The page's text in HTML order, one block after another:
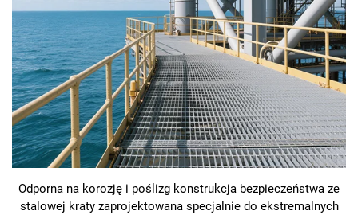
Odporna na korozję i poślizg konstrukcja bezpieczeństwa ze
stalowej kraty zaprojektowana specjalnie do ekstremalnych